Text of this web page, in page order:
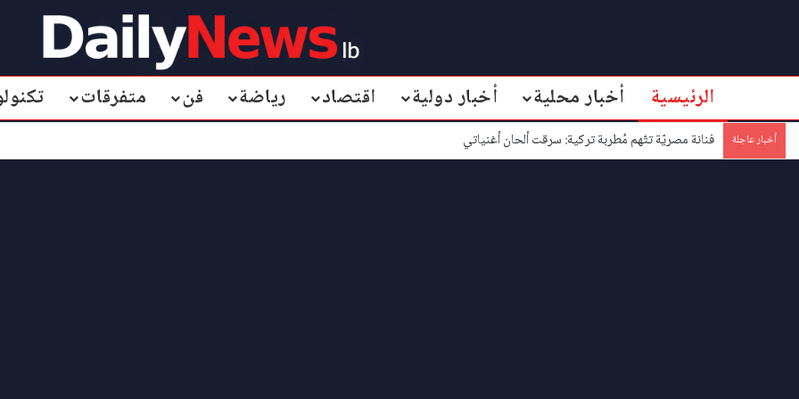
الرئيسية أخبار محلية أخبار دولية اقتصاد رياضة فن متفرقات
أخبار عاجلة فنانة مصريّة تتّهم مُطربة تركية: سرقت ألحان أغنياتي